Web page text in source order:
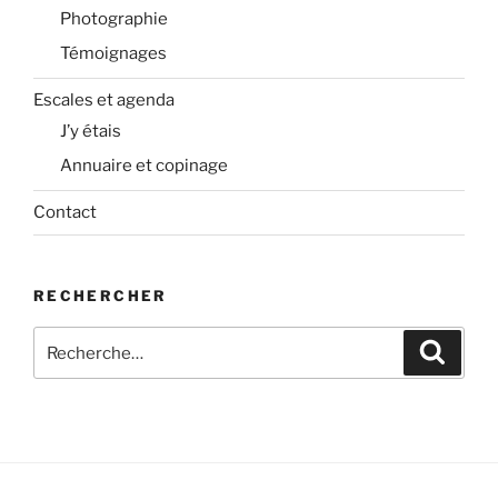
Photographie
Témoignages
Escales et agenda
J’y étais
Annuaire et copinage
Contact
RECHERCHER
pour